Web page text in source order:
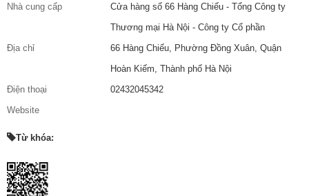
Nhà cung cấp
Cửa hàng số 66 Hàng Chiếu - Tổng Công ty
Thương mại Hà Nội - Công ty Cổ phần
Địa chỉ
66 Hàng Chiếu, Phường Đồng Xuân, Quận
Hoàn Kiếm, Thành phố Hà Nội
Điện thoại
02432045342
Website
Từ khóa: